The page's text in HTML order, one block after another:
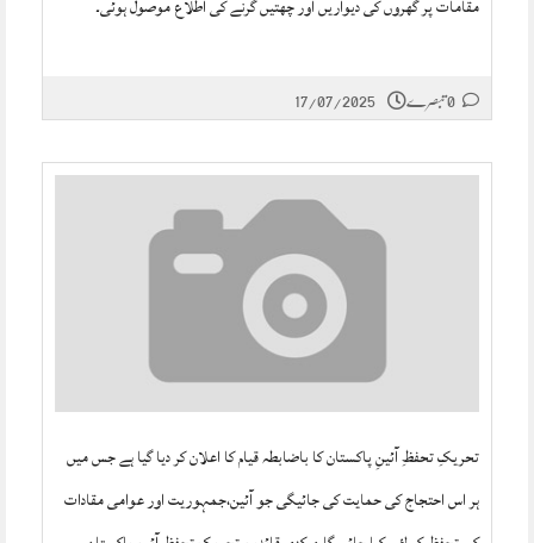
مقامات پر گھروں کی دیواریں اور چھتیں گرنے کی اطلاع موصول ہوئی۔
17/07/2025
تحریکِ تحفظِ آئینِ پاکستان کا باضابطہ قیام کا اعلان کر دیا گیا ہے جس میں
ہر اس احتجاج کی حمایت کی جائیگی جو آئین،جمہوریت اور عوامی مقادات